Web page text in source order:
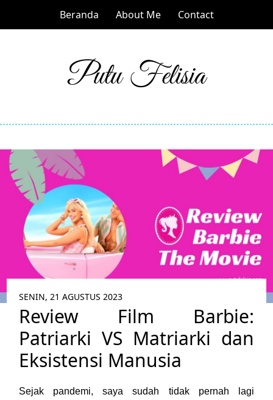
Beranda About Me Contact
Putu Felisia
SENIN, 21 AGUSTUS 2023
Review Film Barbie:
Patriarki VS Matriarki dan
Eksistensi Manusia
Sejak pandemi, saya sudah tidak pernah lagi